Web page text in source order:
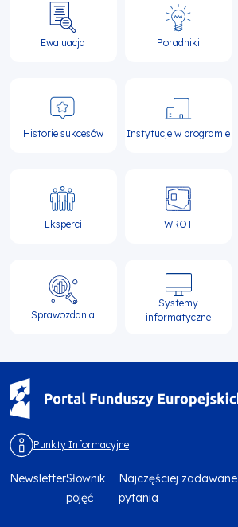
Ewaluacja Poradniki
Historie sukcesów Instytucje w programie
Eksperci WROT
Sprawozdania
Systemy
informatyczne
Punkty Informacyjne
NewsletterSłownik
pojęć
Najczęściej zadawane
pytania